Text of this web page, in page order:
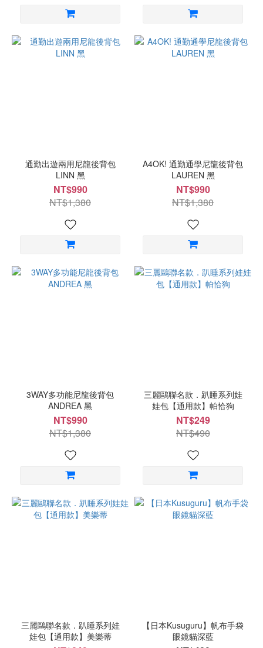
通勤出遊兩用尼龍後背包
LINN 黑
NT$990
NT$1,380
A4OK! 通勤通學尼龍後背包
LAUREN 黑
NT$990
NT$1,380
3WAY多功能尼龍後背包
ANDREA 黑
NT$990
NT$1,380
三麗鷗聯名款．趴睡系列娃
娃包【通用款】帕恰狗
NT$249
NT$490
三麗鷗聯名款．趴睡系列娃
娃包【通用款】美樂蒂
【日本Kusuguru】帆布手袋
眼鏡貓深藍